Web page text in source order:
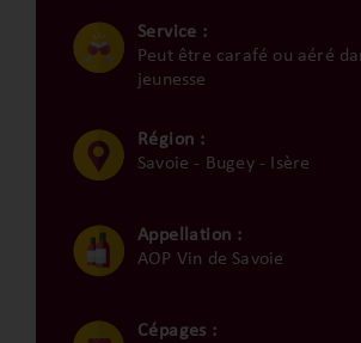
Service :
Peut être carafé ou aéré
jeunesse
Région :
Savoie - Bugey - Isère
Appellation :
AOP Vin de Savoie
Cépages :